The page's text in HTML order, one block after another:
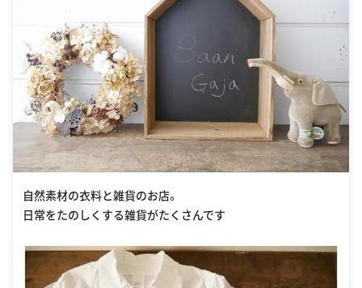
自然素材の衣料と雑貨のお店。
日常をたのしくする雑貨がたくさんです